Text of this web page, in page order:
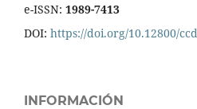
e-ISSN: 1989-7413
DOI: https://doi.org/10.12800/ccd
INFORMACIÓN